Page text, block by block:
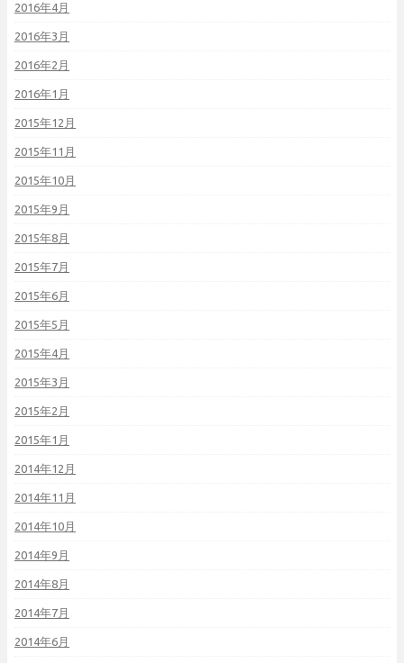
2016年4月
2016年3月
2016年2月
2016年1月
2015年12月
2015年11月
2015年10月
2015年9月
2015年8月
2015年7月
2015年6月
2015年5月
2015年4月
2015年3月
2015年2月
2015年1月
2014年12月
2014年11月
2014年10月
2014年9月
2014年8月
2014年7月
2014年6月